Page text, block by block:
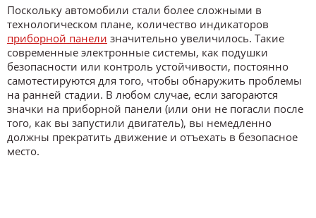
Поскольку автомобили стали более сложными в
технологическом плане, количество индикаторов
приборной панели значительно увеличилось. Такие
современные электронные системы, как подушки
безопасности или контроль устойчивости, постоянно
самотестируются для того, чтобы обнаружить проблемы
на ранней стадии. В любом случае, если загораются
значки на приборной панели (или они не погасли после
того, как вы запустили двигатель), вы немедленно
должны прекратить движение и отъехать в безопасное
место.